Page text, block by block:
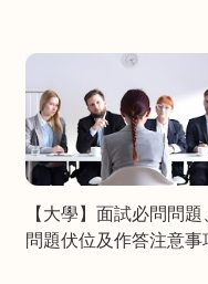
【大學】面試必問問題
問題伏位及作答注意事